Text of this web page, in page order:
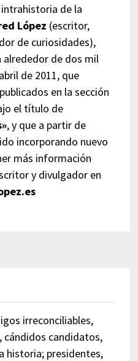
de la
López (escritor,
de curiosidades),
alrededor de dos mil
de 2011, que
en la sección
el título de
, y que a partir de
incorporando nuevo
más información
y divulgador en
irreconciliables,
cándidos candidatos,
historia; presidentes,